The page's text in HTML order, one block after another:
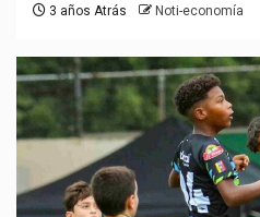
3 años Atrás Noti-economía